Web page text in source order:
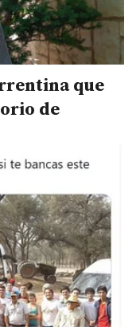
que
de